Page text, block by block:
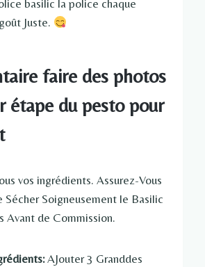
basilic la police chaque
Juste.
faire des photos
étape du pesto pour
vos ingrédients. Assurez-Vous
Sécher Soigneusement le Basilic
Avant de Commission.
AJouter 3 Granddes